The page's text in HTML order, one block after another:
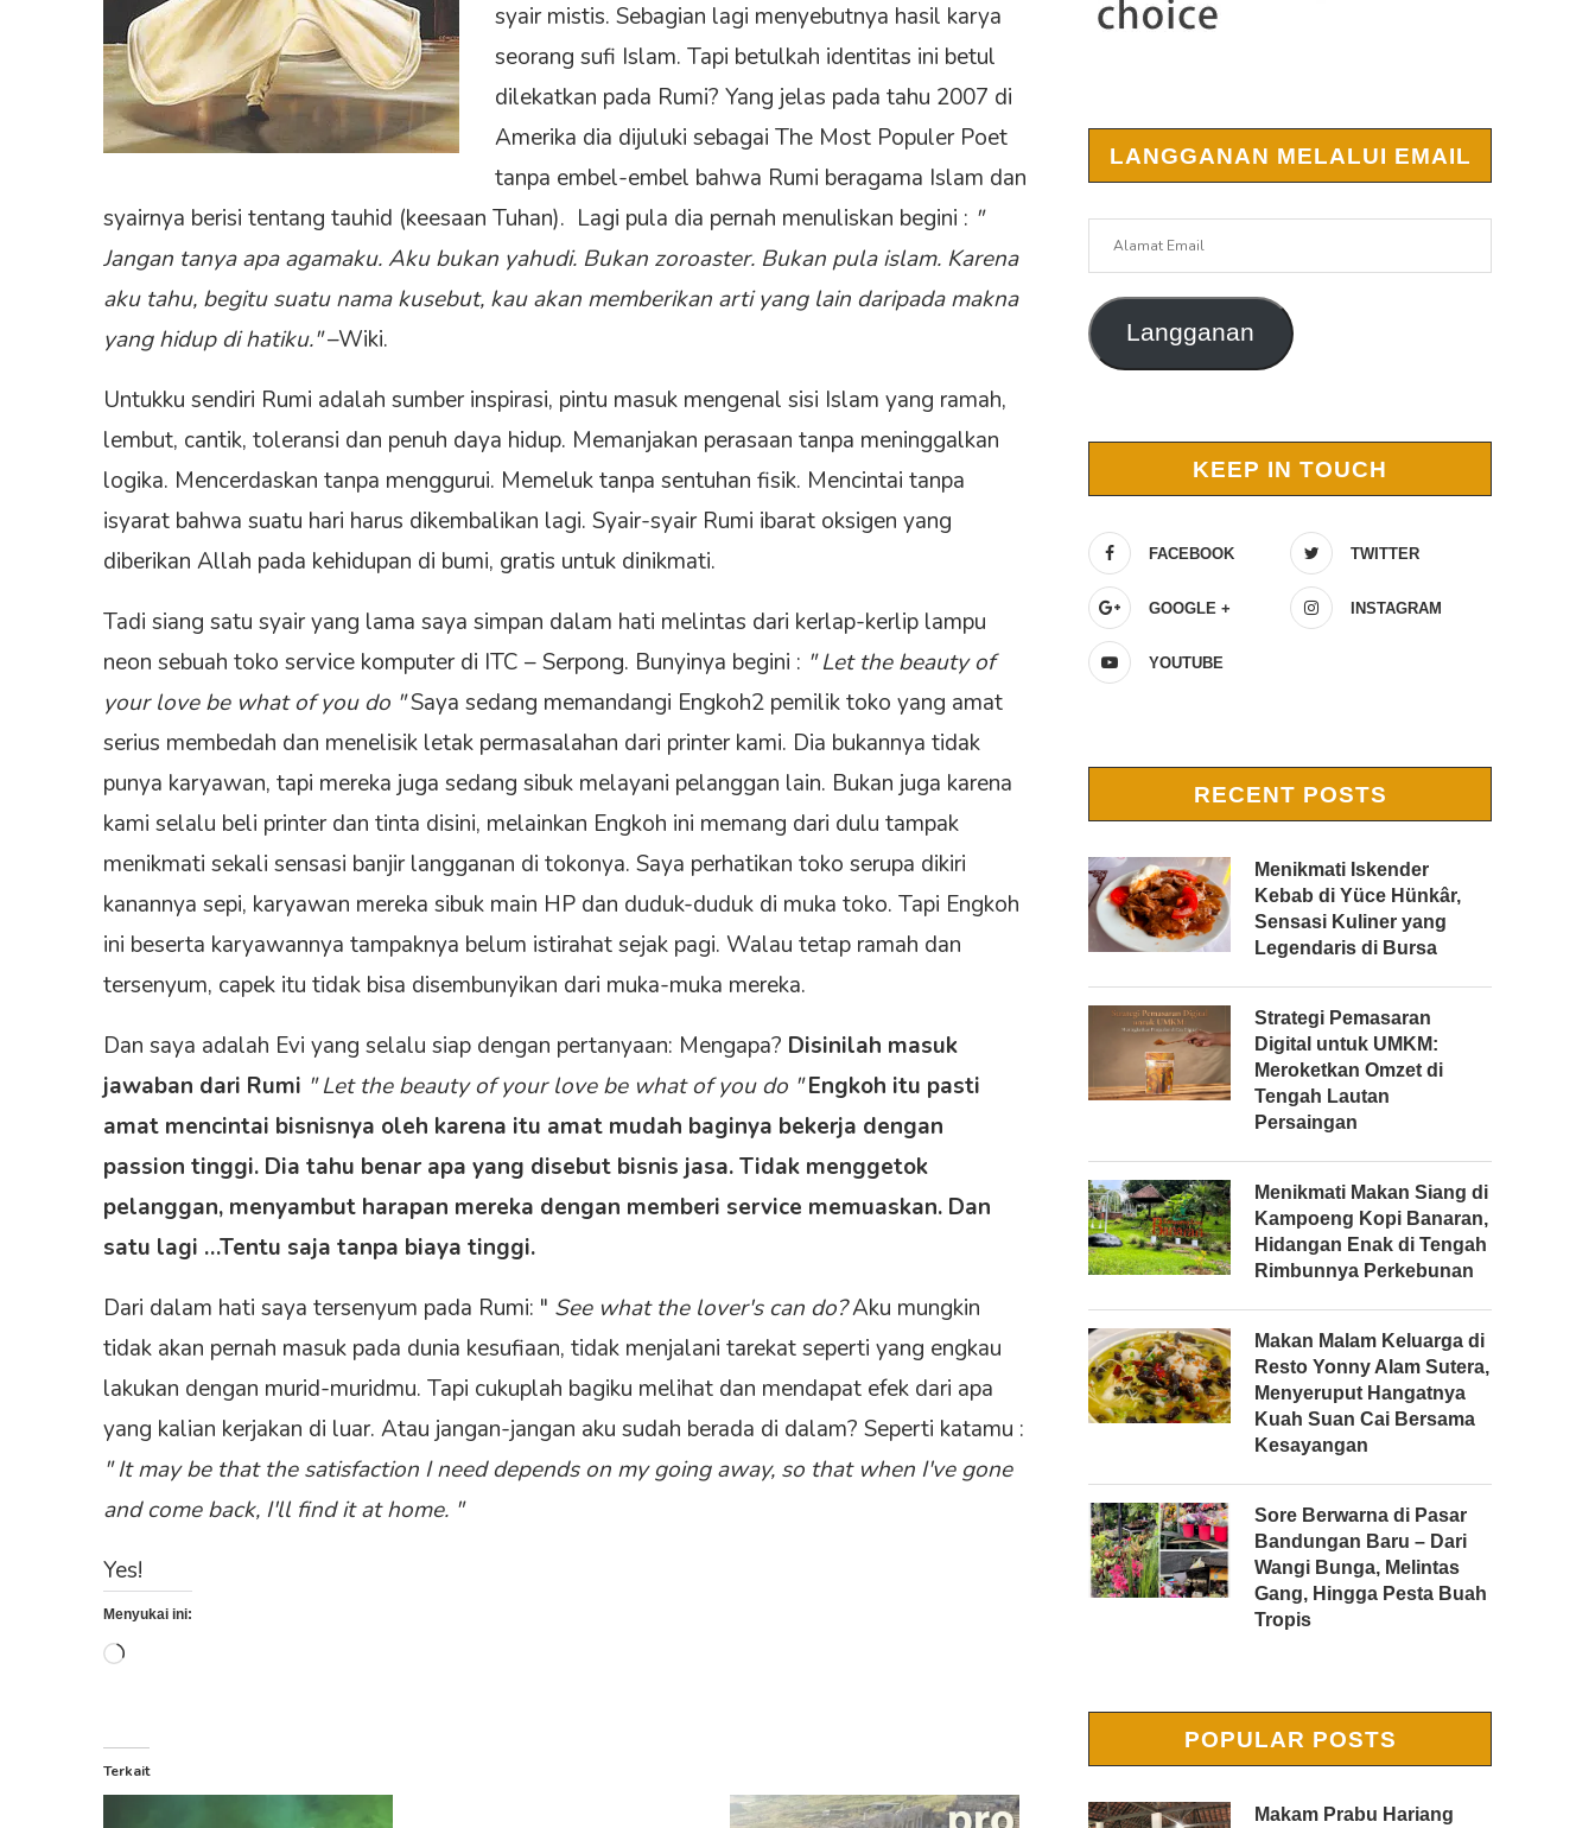
syair mistis. Sebagian lagi menyebutnya hasil karya
seorang sufi Islam. Tapi betulkah identitas ini betul
dilekatkan pada Rumi? Yang jelas pada tahu 2007 di
Amerika dia dijuluki sebagai The Most Populer Poet
tanpa embel-embel bahwa Rumi beragama Islam dan
syairnya berisi tentang tauhid (keesaan Tuhan). Lagi pula dia pernah menuliskan begini : "
Jangan tanya apa agamaku. Aku bukan yahudi. Bukan zoroaster. Bukan pula islam. Karena
aku tahu, begitu suatu nama kusebut, kau akan memberikan arti yang lain daripada makna
yang hidup di hatiku."–Wiki.
Untukku sendiri Rumi adalah sumber inspirasi, pintu masuk mengenal sisi Islam yang ramah,
lembut, cantik, toleransi dan penuh daya hidup. Memanjakan perasaan tanpa meninggalkan
logika. Mencerdaskan tanpa menggurui. Memeluk tanpa sentuhan fisik. Mencintai tanpa
isyarat bahwa suatu hari harus dikembalikan lagi. Syair-syair Rumi ibarat oksigen yang
diberikan Allah pada kehidupan di bumi, gratis untuk dinikmati.
Tadi siang satu syair yang lama saya simpan dalam hati melintas dari kerlap-kerlip lampu
neon sebuah toko service komputer di ITC – Serpong. Bunyinya begini : " Let the beauty of
your love be what of you do "Saya sedang memandangi Engkoh2 pemilik toko yang amat
serius membedah dan menelisik letak permasalahan dari printer kami. Dia bukannya tidak
punya karyawan, tapi mereka juga sedang sibuk melayani pelanggan lain. Bukan juga karena
kami selalu beli printer dan tinta disini, melainkan Engkoh ini memang dari dulu tampak
menikmati sekali sensasi banjir langganan di tokonya. Saya perhatikan toko serupa dikiri
kanannya sepi, karyawan mereka sibuk main HP dan duduk-duduk di muka toko. Tapi Engkoh
ini beserta karyawannya tampaknya belum istirahat sejak pagi. Walau tetap ramah dan
tersenyum, capek itu tidak bisa disembunyikan dari muka-muka mereka.
Dan saya adalah Evi yang selalu siap dengan pertanyaan: Mengapa? Disinilah masuk
jawaban dari Rumi " Let the beauty of your love be what of you do "Engkoh itu pasti
amat mencintai bisnisnya oleh karena itu amat mudah baginya bekerja dengan
passion tinggi. Dia tahu benar apa yang disebut bisnis jasa. Tidak menggetok
pelanggan, menyambut harapan mereka dengan memberi service memuaskan. Dan
satu lagi …Tentu saja tanpa biaya tinggi.
Dari dalam hati saya tersenyum pada Rumi: " See what the lover's can do?Aku mungkin
tidak akan pernah masuk pada dunia kesufiaan, tidak menjalani tarekat seperti yang engkau
lakukan dengan murid-muridmu. Tapi cukuplah bagiku melihat dan mendapat efek dari apa
yang kalian kerjakan di luar. Atau jangan-jangan aku sudah berada di dalam? Seperti katamu :
" It may be that the satisfaction I need depends on my going away, so that when I've gone
and come back, I'll find it at home. "
Yes!
Menyukai ini:
Memuat...
Terkait
LANGGANAN MELALUI EMAIL
Langganan
KEEP IN TOUCH
FACEBOOK TWITTER
GOOGLE + INSTAGRAM
YOUTUBE
RECENT POSTS
Menikmati Iskender
Kebab di Yüce Hünkâr,
Sensasi Kuliner yang
Legendaris di Bursa
Strategi Pemasaran
Digital untuk UMKM:
Meroketkan Omzet di
Tengah Lautan
Persaingan
Menikmati Makan Siang di
Kampoeng Kopi Banaran,
Hidangan Enak di Tengah
Rimbunnya Perkebunan
Makan Malam Keluarga di
Resto Yonny Alam Sutera,
Menyeruput Hangatnya
Kuah Suan Cai Bersama
Kesayangan
Sore Berwarna di Pasar
Bandungan Baru – Dari
Wangi Bunga, Melintas
Gang, Hingga Pesta Buah
Tropis
POPULAR POSTS
Makam Prabu Hariang